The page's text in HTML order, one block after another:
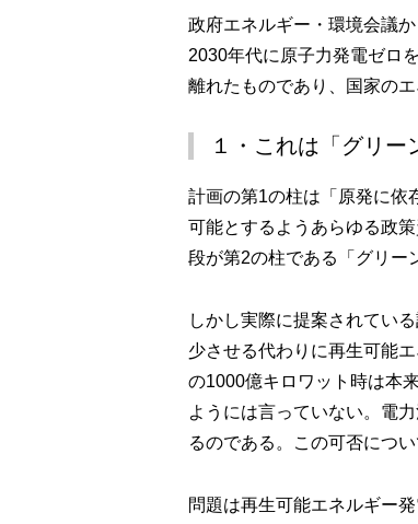
政府エネルギー・環境会議
2030年代に原子力発電ゼロ
離れたものであり、国家の
１・これは「グリ
計画の第1の柱は「原発に依
可能とするようあらゆる政
段が第2の柱である「グリー
しかし実際に提案されてい
少させる代わりに再生可能
の1000億キロワット時は本
ようには言っていない。電
るのである。この可否につ
問題は再生可能エネルギー